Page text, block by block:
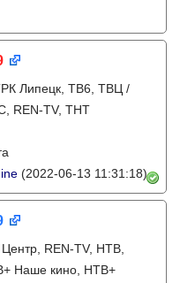
Липецк, ТВ6, ТВЦ /
REN-TV, ТНТ
(2022-06-13 11:31:18)
REN-TV, НТВ,
Наше кино, НТВ+